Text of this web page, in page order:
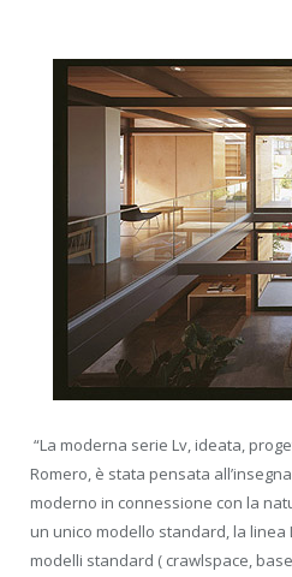
“La moderna serie Lv, ideata,
Romero, è stata pensata
moderno in connessione con la
un unico modello standard, la linea
modelli standard ( crawlspace,